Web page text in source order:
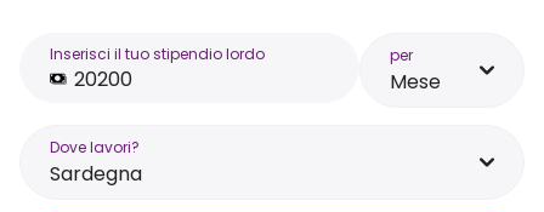
Inserisci il tuo stipendio lordo per
Mese
Dove lavori?
Sardegna